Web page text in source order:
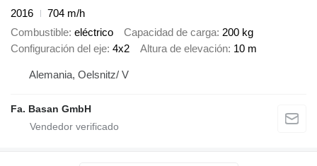
2016
704 m/h
Combustible eléctrico Capacidad de carga 200 kg
Configuración del eje 4x2 Altura de elevación 10 m
Alemania, Oelsnitz/ V
Fa. Basan GmbH